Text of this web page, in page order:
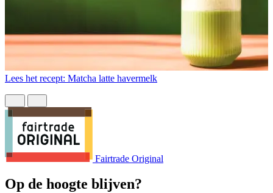
Lees het recept: Matcha latte havermelk
Fairtrade Original
Op de hoogte blijven?